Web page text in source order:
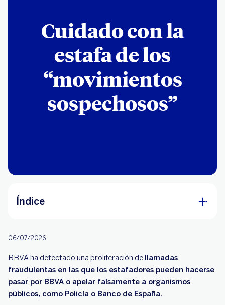
Cuidado con la
estafa de los
“movimientos
sospechosos”
Índice
06/07/2026
BBVA ha detectado una proliferación de llamadas
fraudulentas en las que los estafadores pueden hacerse
pasar por BBVA o apelar falsamente a organismos
públicos, como Policía o Banco de España.